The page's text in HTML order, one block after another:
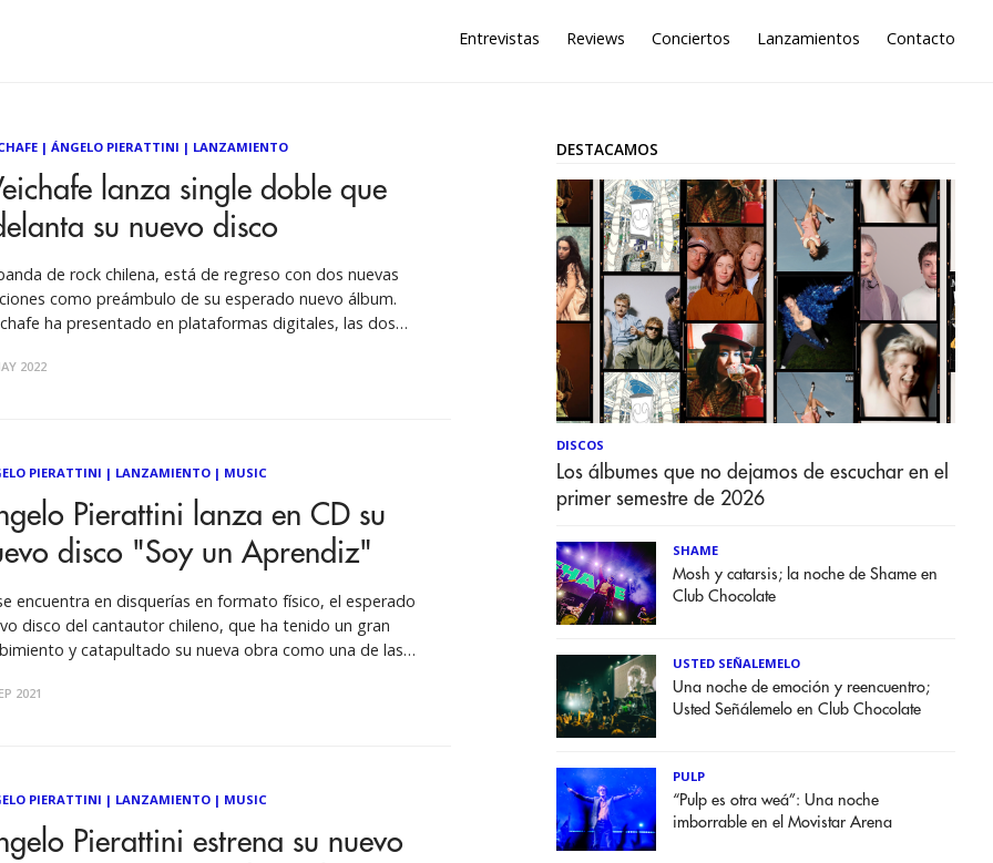
Entrevistas Reviews Conciertos Lanzamientos Contacto
| ÁNGELO PIERATTINI | LANZAMIENTO
lanza single doble que
su nuevo disco
de rock chilena, está de regreso con dos nuevas
como preámbulo de su esperado nuevo álbum.
ha presentado en plataformas digitales, las dos
Se trata de “Vuelo hacia el final” y “Ponle agua a las
2022
PIERATTINI | LANZAMIENTO| MUSIC
Pierattini lanza en CD su
disco "Soy un Aprendiz"
encuentra en disquerías en formato físico, el esperado
disco del cantautor chileno, que ha tenido un gran
y catapultado su nueva obra como una de las
a fines de julio, “Soy un Aprendiz” (M&E Discos)
2021
PIERATTINI | LANZAMIENTO| MUSIC
Pierattini estrena su nuevo
DESTACAMOS
DISCOS
Los álbumes que no dejamos de escuchar en el
primer semestre de 2026
SHAME
Mosh y catarsis; la noche de Shame en
Club Chocolate
USTED SEÑALEMELO
Una noche de emoción y reencuentro;
Usted Señálemelo en Club Chocolate
PULP
“Pulp es otra weá”: Una noche
imborrable en el Movistar Arena